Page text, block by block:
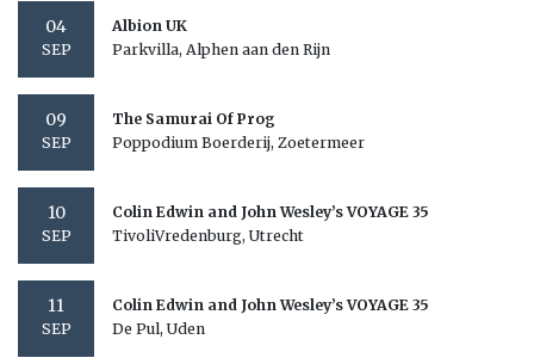
04
SEP
Albion UK
Parkvilla, Alphen aan den Rijn
09
SEP
The Samurai Of Prog
Poppodium Boerderij, Zoetermeer
10
SEP
Colin Edwin and John Wesley’s VOYAGE 35
TivoliVredenburg, Utrecht
11
SEP
Colin Edwin and John Wesley’s VOYAGE 35
De Pul, Uden